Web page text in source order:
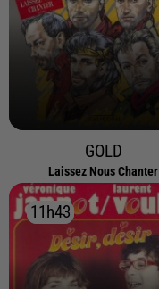
GOLD
Laissez Nous Chanter
11h43
11h43